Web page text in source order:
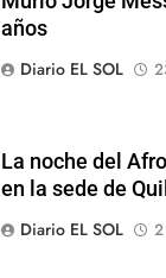
años
Diario EL SOL
La noche del
en la sede de
Diario EL SOL